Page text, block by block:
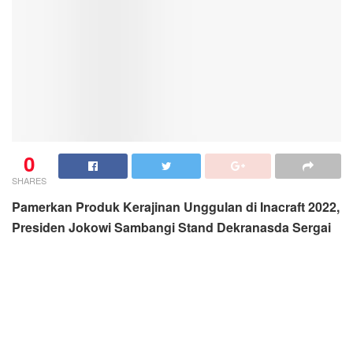
0
SHARES
Pamerkan Produk Kerajinan Unggulan di Inacraft 2022,
Presiden Jokowi Sambangi Stand Dekranasda Sergai